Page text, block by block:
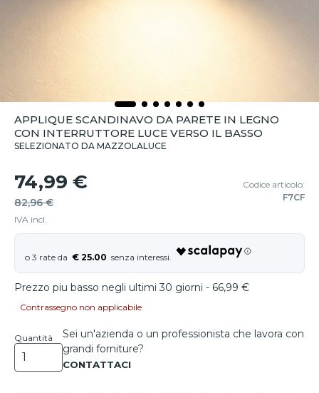
APPLIQUE SCANDINAVO DA PARETE IN LEGNO
CON INTERRUTTORE LUCE VERSO IL BASSO
SELEZIONATO DA MAZZOLALUCE
74,99 €
82,96 €
IVA incl.
Codice articolo:
F7CF
€ 25.00
Prezzo piu basso negli ultimi 30 giorni - 66,99 €
Contrassegno non applicabile
Quantità
Sei un'azienda o un professionista che lavora con
grandi forniture?